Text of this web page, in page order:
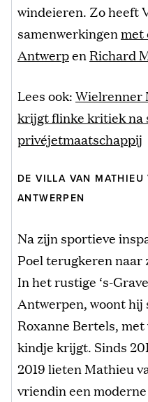
windeieren. Zo heeft
samenwerkingenmet
AntwerpenRichard
Lees ook:Wielrenner
krijgt flinke kritiek na
privéjetmaatschappij
DE VILLA VAN
ANTWERPEN
Na zijn sportieve
Poel terugkeren naar
In het rustige ‘s-
Antwerpen, woont
Roxanne Bertels,
kindje krijgt. Sinds
2019 lieten Mathieu
vriendin een moderne